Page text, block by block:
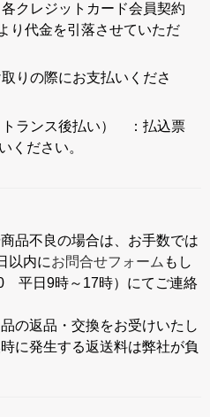
クレジットカード会員契約
り代金を引落させていただ
りの際にお支払いくださ
トランス後払い） ：払込票
ください。
品不良の場合は、お手数では
以内にお問合せフォーム もし
平日9時～17時）にてご連絡
の返品・交換をお受けいたし
に発生する返送料は弊社が負